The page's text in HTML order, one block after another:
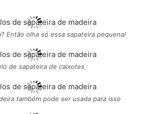
Então olha só essa sapateira pequena!
de sapateira de caixotes
também pode ser usada para isso